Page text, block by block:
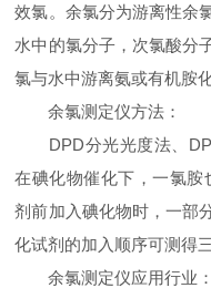
效氯。余氯分为游离性余
水中的氯分子，次氯酸分
氯与水中游离氨或有机胺
余氯测定仪方法：
DPD分光光度法、
在碘化物催化下，一氯
剂前加入碘化物时，一部
化试剂的加入顺序可测得
余氯测定仪应用行业：